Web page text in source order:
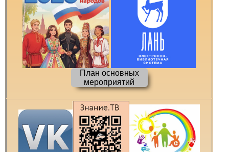
План основных
мероприятий